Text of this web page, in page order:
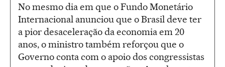
No mesmo dia em que o Fundo Monetário
Internacional anunciou que o Brasil deve ter
a pior desaceleração da economia em 20
anos, o ministro também reforçou que o
Governo conta com o apoio dos congressistas